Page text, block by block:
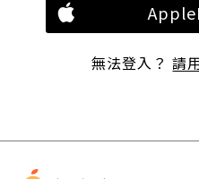
無法登入？請